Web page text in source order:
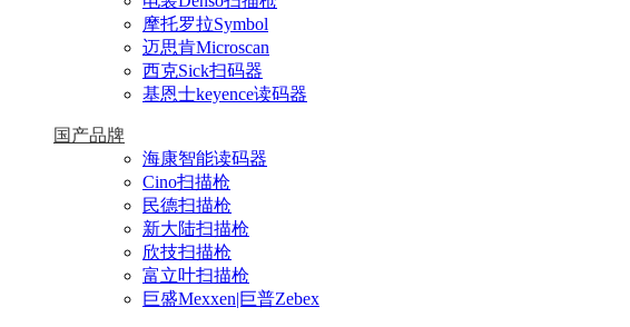
摩托罗拉Symbol
迈思肯Microscan
西克Sick扫码器
基恩士keyence读码器
国产品牌
海康智能读码器
Cino扫描枪
民德扫描枪
新大陆扫描枪
欣技扫描枪
富立叶扫描枪
巨盛Mexxen|巨普Zebex